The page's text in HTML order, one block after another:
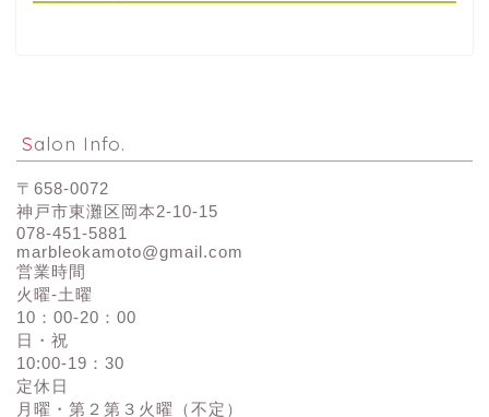
Salon Info.
〒658-0072
神戸市東灘区岡本2-10-15
078-451-5881
marbleokamoto@gmail.com
営業時間
火曜-土曜
10：00-20：00
日・祝
10:00-19：30
定休日
月曜・第２第３火曜（不定）